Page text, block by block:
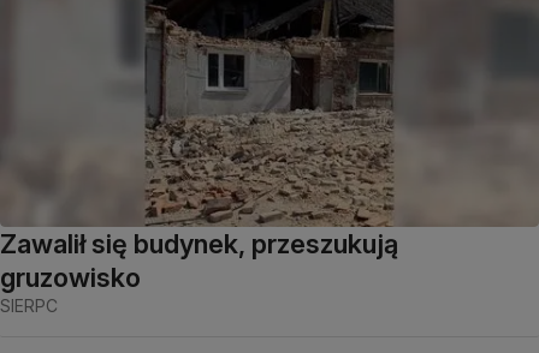
Zawalił się budynek, przeszukują
gruzowisko
SIERPC